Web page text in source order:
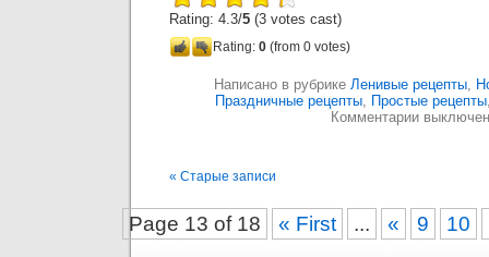
Rating: 4.3/5 (3 votes cast)
Rating: 0 (from 0 votes)
Написано в рубрике Ленивые рецепты,
Праздничные рецепты, Простые рецепты
Комментарии
« Старые записи
Page 13 of 18 « First ... « 9 10